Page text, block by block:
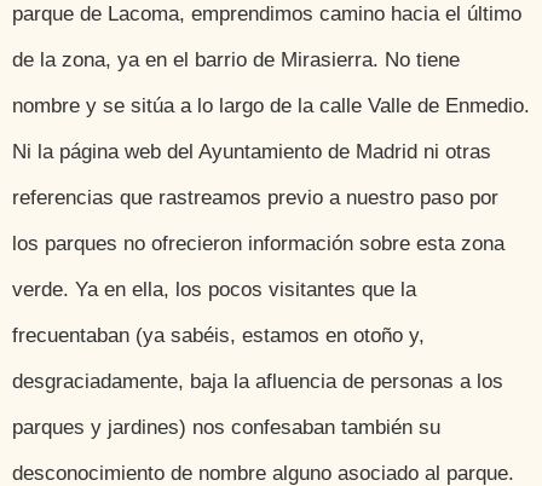
parque de Lacoma, emprendimos camino hacia el último
de la zona, ya en el barrio de Mirasierra. No tiene
nombre y se sitúa a lo largo de la calle Valle de Enmedio.
Ni la página web del Ayuntamiento de Madrid ni otras
referencias que rastreamos previo a nuestro paso por
los parques no ofrecieron información sobre esta zona
verde. Ya en ella, los pocos visitantes que la
frecuentaban (ya sabéis, estamos en otoño y,
desgraciadamente, baja la afluencia de personas a los
parques y jardines) nos confesaban también su
desconocimiento de nombre alguno asociado al parque.